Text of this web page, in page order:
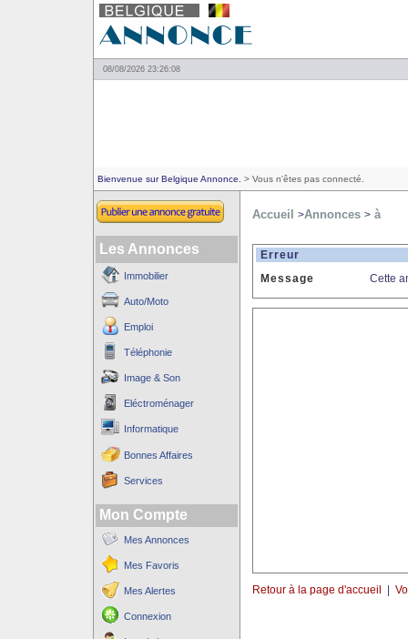
08/08/2026 23:26:08
Bienvenue sur Belgique Annonce. > Vous n'êtes pas connecté.
Les Annonces
Immobilier
Auto/Moto
Emploi
Téléphonie
Image & Son
Eléctroménager
Informatique
Bonnes Affaires
Services
Mon Compte
Mes Annonces
Mes Favoris
Mes Alertes
Connexion
Accueil >Annonces >à
Erreur
Message
Cette
Retour à la page d'accueil